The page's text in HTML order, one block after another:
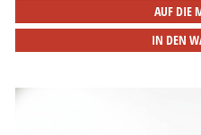
AUF DIE
IN DEN